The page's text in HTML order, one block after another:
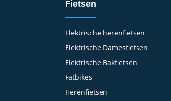
Fietsen
Elektrische herenfietsen
Elektrische Damesfietsen
Elektrische Bakfietsen
Fatbikes
Herenfietsen